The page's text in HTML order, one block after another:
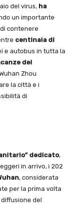
del virus, ha
un importante
contenere
centinaia di
e autobus in tutta la
del
Zhou
la città e i
di
dedicato,
in arrivo, i 202
, considerata
per la prima volta
del